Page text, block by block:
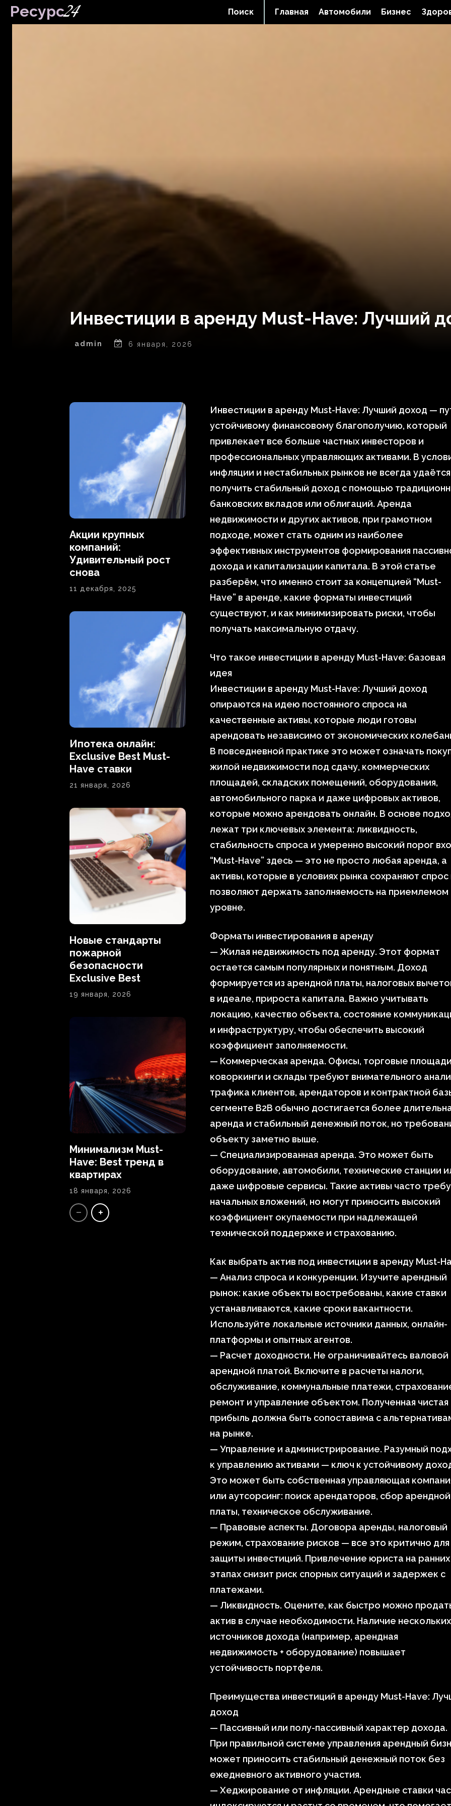
Ресурс24 Главная Автомобили Бизнес
Поиск
Инвестиции в аренду Must-Have: Лучший
admin 6 января, 2026
Акции крупных
компаний:
Удивительный рост
снова
11 декабря, 2025
Ипотека онлайн:
Exclusive Best Must-
Have ставки
21 января, 2026
Новые стандарты
пожарной
безопасности
Exclusive Best
19 января, 2026
Минимализм Must-
Have: Best тренд в
квартирах
18 января, 2026
Инвестиции в аренду Must-Have: Лучший доход —
устойчивому финансовому благополучию, который
привлекает все больше частных инвесторов и
профессиональных управляющих активами. В
инфляции и нестабильных рынков не всегда удаётся
получить стабильный доход с помощью
банковских вкладов или облигаций. Аренда
недвижимости и других активов, при грамотном
подходе, может стать одним из наиболее
эффективных инструментов формирования
дохода и капитализации капитала. В этой статье
разберём, что именно стоит за концепцией “Must-
Have” в аренде, какие форматы инвестиций
существуют, и как минимизировать риски, чтобы
получать максимальную отдачу.
Что такое инвестиции в аренду Must-Have: базовая
идея
Инвестиции в аренду Must-Have: Лучший доход
опираются на идею постоянного спроса на
качественные активы, которые люди готовы
арендовать независимо от экономических
В повседневной практике это может означать
жилой недвижимости под сдачу, коммерческих
площадей, складских помещений, оборудования,
автомобильного парка и даже цифровых активов,
которые можно арендовать онлайн. В основе
лежат три ключевых элемента: ликвидность,
стабильность спроса и умеренно высокий порог
“Must-Have” здесь — это не просто любая аренда, а
активы, которые в условиях рынка сохраняют спрос
позволяют держать заполняемость на приемлемом
уровне.
Форматы инвестирования в аренду
— Жилая недвижимость под аренду. Этот формат
остается самым популярных и понятным. Доход
формируется из арендной платы, налоговых
в идеале, прироста капитала. Важно учитывать
локацию, качество объекта, состояние
и инфраструктуру, чтобы обеспечить высокий
коэффициент заполняемости.
— Коммерческая аренда. Офисы, торговые
коворкинги и склады требуют внимательного
трафика клиентов, арендаторов и контрактной
сегменте B2B обычно достигается более
аренда и стабильный денежный поток, но
объекту заметно выше.
— Специализированная аренда. Это может быть
оборудование, автомобили, технические станции
даже цифровые сервисы. Такие активы часто
начальных вложений, но могут приносить высокий
коэффициент окупаемости при надлежащей
технической поддержке и страхованию.
Как выбрать актив под инвестиции в аренду Must-
— Анализ спроса и конкуренции. Изучите арендный
рынок: какие объекты востребованы, какие ставки
устанавливаются, какие сроки вакантности.
Используйте локальные источники данных, онлайн-
платформы и опытных агентов.
— Расчет доходности. Не ограничивайтесь валовой
арендной платой. Включите в расчеты налоги,
обслуживание, коммунальные платежи,
ремонт и управление объектом. Полученная чистая
прибыль должна быть сопоставима с
на рынке.
— Управление и администрирование. Разумный
к управлению активами — ключ к устойчивому
Это может быть собственная управляющая
или аутсорсинг: поиск арендаторов, сбор арендной
платы, техническое обслуживание.
— Правовые аспекты. Договора аренды, налоговый
режим, страхование рисков — все это критично для
защиты инвестиций. Привлечение юриста на ранних
этапах снизит риск спорных ситуаций и задержек с
платежами.
— Ликвидность. Оцените, как быстро можно
актив в случае необходимости. Наличие нескольких
источников дохода (например, арендная
недвижимость + оборудование) повышает
устойчивость портфеля.
Преимущества инвестиций в аренду Must-Have:
доход
— Пассивный или полу-пассивный характер дохода.
При правильной системе управления арендный
может приносить стабильный денежный поток без
ежедневного активного участия.
— Хеджирование от инфляции. Арендные ставки